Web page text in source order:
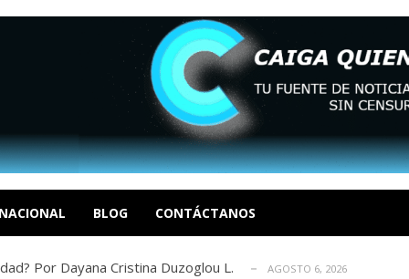
BLOG CONTÁCTANOS
apagones y promesas incumplidas...
de derechos humanos en el Minister... AGOSTO 6, 2026
un mercado impulsado por el auge de... AGOSTO 6, 2026
costo del colapso eléctrico en...
Por Dayana Cristina Duzoglou L.
apagones y promesas incumplidas... AGOSTO 6, 2026